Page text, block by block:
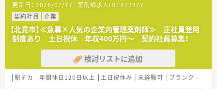
■欠員補充に伴う募集となっており、周囲と円滑なコミュニケー
ションを図りながら支店を支える方を求めています。
■事務的かつ学術的な視点から業務を遂行できる方を歓迎して
おり、責任感を持って仕事に取り組める方を募ります。
■企業内での実務経験がない方でも、薬剤師としての知識を活か
して新しい環境に挑戦したい意欲的な方を歓迎します。
【想定される業務内容】
■医薬品の温度管理や期限管理などの品質管理業務を主軸に、支
更新日： 2026/07/17 薬剤師求人ID： 472877
契約社員
企業
【北見市】≪急募×人気の企業内管理薬剤師≫ 正社員登用
制度あり 土日祝休 年収400万円～ 契約社員募集！
検討リストに追加
駅チカ 年間休日120日以上 土日祝休み 未経験可 ブランク可